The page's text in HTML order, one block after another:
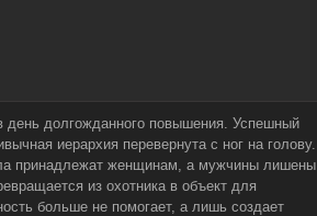
долгожданного повышения. Успешный
иерархия перевернута с ног на голову.
принадлежат женщинам, а мужчины лишены
из охотника в объект для
больше не помогает, а лишь создает